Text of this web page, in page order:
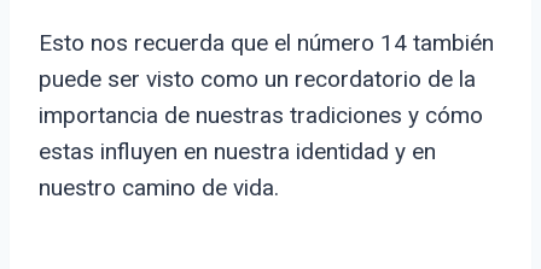
Esto nos recuerda que el número 14 también
puede ser visto como un recordatorio de la
importancia de nuestras tradiciones y cómo
estas influyen en nuestra identidad y en
nuestro camino de vida.